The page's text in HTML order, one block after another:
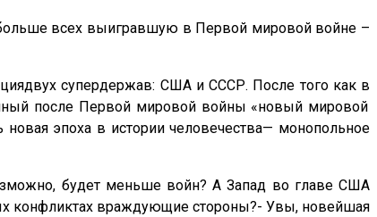
всех выигравшую в Первой мировой войне –
супердержав: США и СССР. После того как в
после Первой мировой войны «новый мировой
эпоха в истории человечества— монопольное
будет меньше войн? А Запад во главе США
конфликтах враждующие стороны?- Увы, новейшая